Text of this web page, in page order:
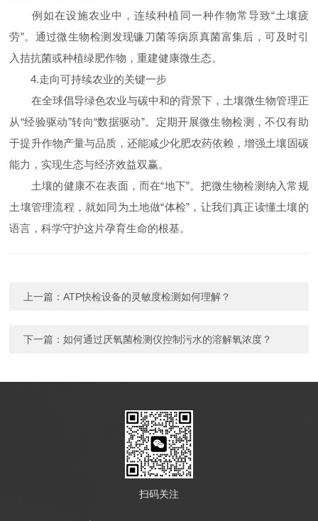
例如在设施农业中，连续种植同一种作物常导致“土壤疲
劳”。通过微生物检测发现镰刀菌等病原真菌富集后，可及时引
入拮抗菌或种植绿肥作物，重建健康微生态。
4.走向可持续农业的关键一步
在全球倡导绿色农业与碳中和的背景下，土壤微生物管理正
从“经验驱动”转向“数据驱动”。定期开展微生物检测，不仅有助
于提升作物产量与品质，还能减少化肥农药依赖，增强土壤固碳
能力，实现生态与经济效益双赢。
土壤的健康不在表面，而在“地下”。把微生物检测纳入常规
土壤管理流程，就如同为土地做“体检”，让我们真正读懂土壤的
语言，科学守护这片孕育生命的根基。
上一篇：ATP快检设备的灵敏度检测如何理解？
下一篇：如何通过厌氧菌检测仪控制污水的溶解氧浓度？
扫码关注